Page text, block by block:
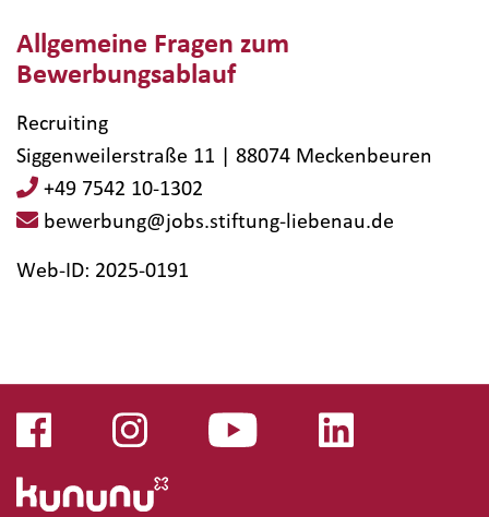
Allgemeine Fragen zum
Bewerbungsablauf
Recruiting
Siggenweilerstraße 11 | 88074 Meckenbeuren
+49 7542 10-1302
bewerbung@jobs.stiftung-liebenau.de
Web-ID: 2025-0191